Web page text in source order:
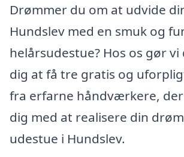
Drømmer du om at udvide
Hundslev med en smuk og
helårsudestue? Hos os gør
dig at få tre gratis og
fra erfarne håndværkere,
dig med at realisere din
udestue i Hundslev.